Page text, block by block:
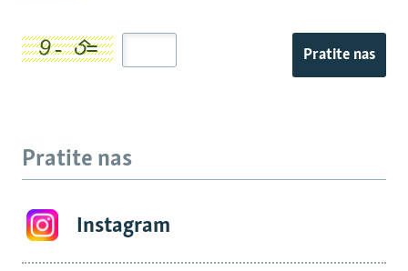
Pratite nas
Pratite nas
Instagram